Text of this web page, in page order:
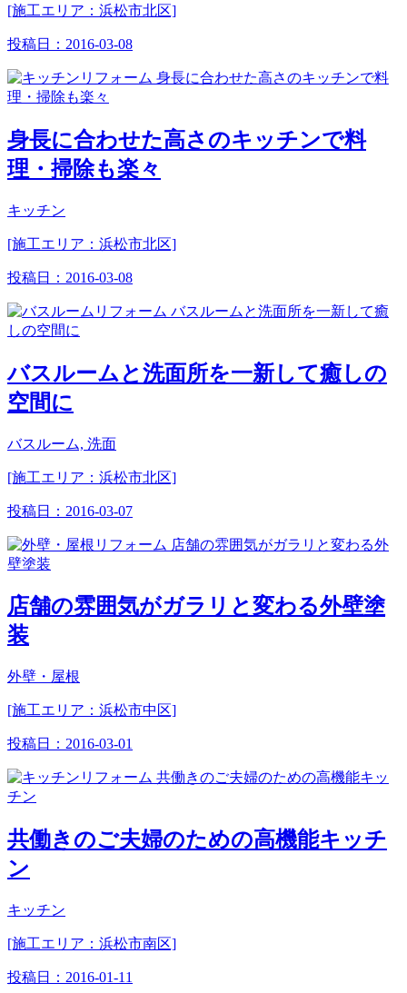
[施工エリア：浜松市北区]
投稿日： 2016-03-08
身長に合わせた高さのキッチンで料
理・掃除も楽々
キッチン
[施工エリア：浜松市北区]
投稿日： 2016-03-08
バスルームと洗面所を一新して癒しの
空間に
バスルーム, 洗面
[施工エリア：浜松市北区]
投稿日： 2016-03-07
店舗の雰囲気がガラリと変わる外壁塗
装
外壁・屋根
[施工エリア：浜松市中区]
投稿日： 2016-03-01
共働きのご夫婦のための高機能キッチ
ン
キッチン
[施工エリア：浜松市南区]
投稿日： 2016-01-11